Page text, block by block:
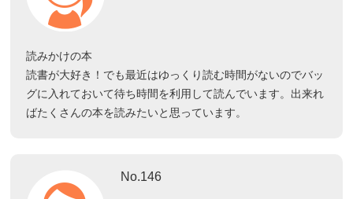
読みかけの本
読書が大好き！でも最近はゆっくり読む時間がないのでバッ
グに入れておいて待ち時間を利用して読んでいます。出来れ
ばたくさんの本を読みたいと思っています。
No.146